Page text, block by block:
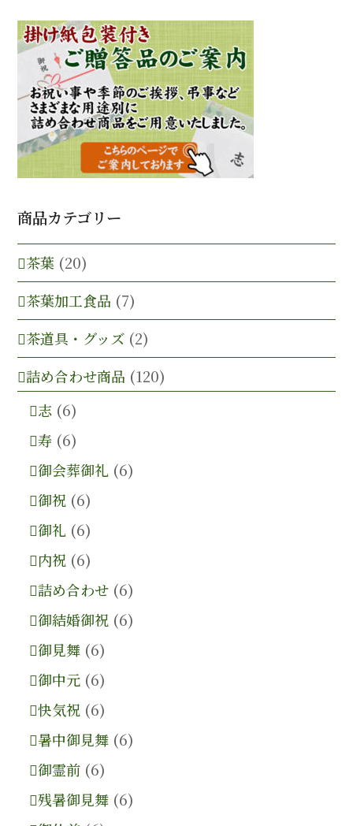
商品カテゴリー
茶葉 (20)
茶葉加工食品 (7)
茶道具・グッズ (2)
詰め合わせ商品 (120)
志 (6)
寿 (6)
御会葬御礼 (6)
御祝 (6)
御礼 (6)
内祝 (6)
詰め合わせ (6)
御結婚御祝 (6)
御見舞 (6)
御中元 (6)
快気祝 (6)
暑中御見舞 (6)
御霊前 (6)
残暑御見舞 (6)